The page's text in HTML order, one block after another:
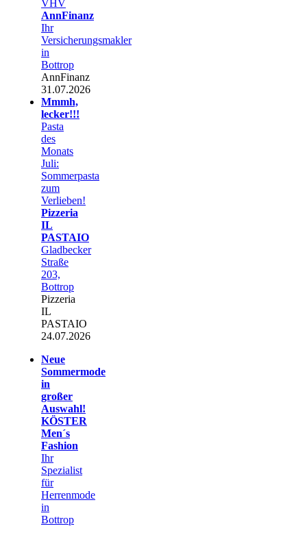
VHV
AnnFinanz
Ihr
Versicherungsmakler
in
Bottrop
AnnFinanz
31.07.2026
Mmmh,
lecker!!!
Pasta
des
Monats
Juli:
Sommerpasta
zum
Verlieben!
Pizzeria
IL
PASTAIO
Gladbecker
Straße
203,
Bottrop
Pizzeria
IL
PASTAIO
24.07.2026
Neue
Sommermode
in
großer
Auswahl!
KÖSTER
Men´s
Fashion
Ihr
Spezialist
für
Herrenmode
in
Bottrop